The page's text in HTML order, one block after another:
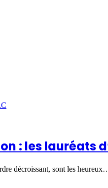
: les lauréats
décroissant, sont les